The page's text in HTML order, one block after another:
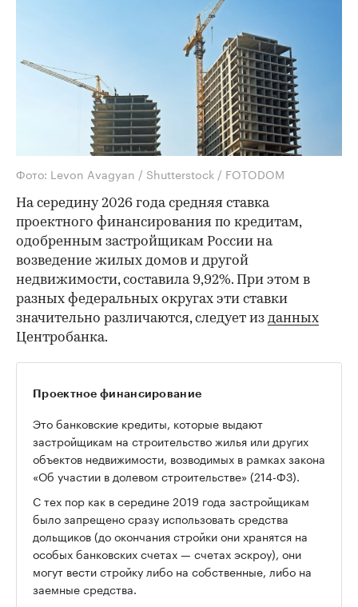
Фото: Levon Avagyan / Shutterstock / FOTODOM
На середину 2026 года средняя ставка
проектного финансирования по кредитам,
одобренным застройщикам России на
возведение жилых домов и другой
недвижимости, составила 9,92%. При этом в
разных федеральных округах эти ставки
значительно различаются, следует из данных
Центробанка.
Проектное финансирование
Это банковские кредиты, которые выдают
застройщикам на строительство жилья или других
объектов недвижимости, возводимых в рамках закона
«Об участии в долевом строительстве» (214-ФЗ).
С тех пор как в середине 2019 года застройщикам
было запрещено сразу использовать средства
дольщиков (до окончания стройки они хранятся на
особых банковских счетах — счетах эскроу), они
могут вести стройку либо на собственные, либо на
заемные средства.